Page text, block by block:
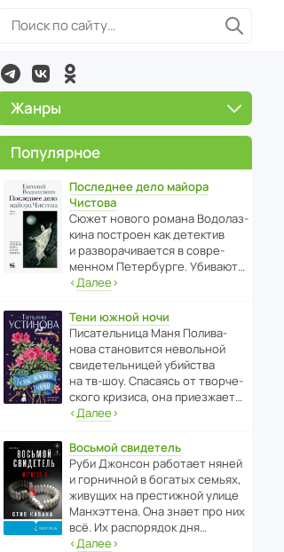
Жанры
Популярное
Последнее дело майора
Чистова
Сюжет нового романа Водо­ла­з­
кина пост­роен как дете­ктив
и разво­ра­чи­ва­ется в совре­
менном Пете­р­бурге. Убивают…
‹Далее›
Тени южной ночи
Писа­тель­ница Маня Поли­ва­
нова стано­вится невольной
свиде­тель­ницей убийства
на тв-шоу. Спасаясь от твор­че­
с­кого кризиса, она приезжает…
‹Далее›
Восьмой свидетель
Руби Джонсон рабо­тает няней
и горни­чной в богатых семьях,
живущих на прес­ти­жной улице
Манх­эт­тена. Она знает про них
всё. Их распо­рядок дня…
‹Далее›